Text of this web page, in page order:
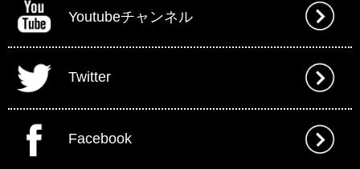
Youtubeチャンネル
Twitter
Facebook